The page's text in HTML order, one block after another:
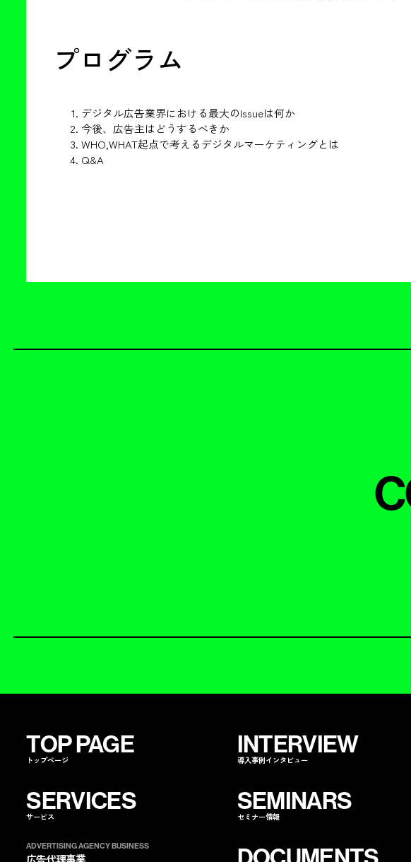
プログラム
デジタル広告業界における最大のIssueは何か
今後、広告主はどうするべきか
WHO,WHAT起点で考えるデジタルマーケティングとは
Q&A
TOP PAGE
トップページ
INTERVIEW
導入事例インタビュー
SERVICES
サービス
ADVERTISING AGENCY BUSINESS
広告代理事業
SEMINARS
セミナー情報